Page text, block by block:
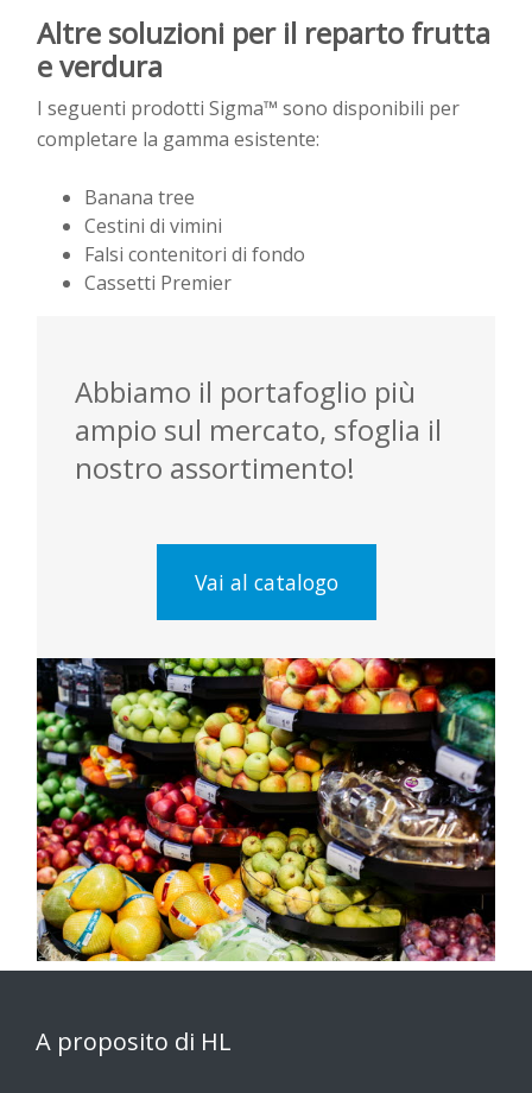
Altre soluzioni per il reparto frutta
e verdura
I seguenti prodotti Sigma™ sono disponibili per
completare la gamma esistente:
Banana tree
Cestini di vimini
Falsi contenitori di fondo
Cassetti Premier
Abbiamo il portafoglio più
ampio sul mercato, sfoglia il
nostro assortimento!
Vai al catalogo
A proposito di HL